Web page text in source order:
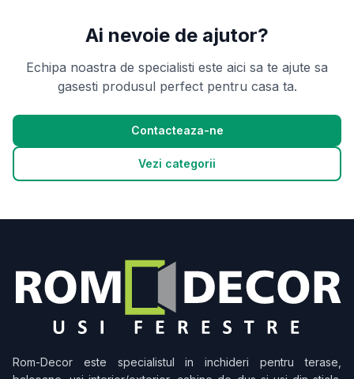
Ai nevoie de ajutor?
Echipa noastra de specialisti este aici sa te ajute sa
gasesti produsul perfect pentru casa ta.
Contacteaza-ne
Vezi categorii
Rom-Decor este specialistul in inchideri pentru terase,